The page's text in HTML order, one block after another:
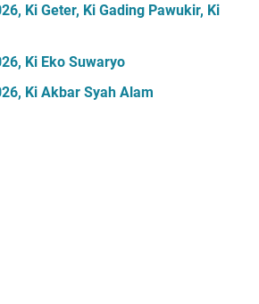
Ki Geter, Ki Gading Pawukir, Ki
Ki Eko Suwaryo
Ki Akbar Syah Alam